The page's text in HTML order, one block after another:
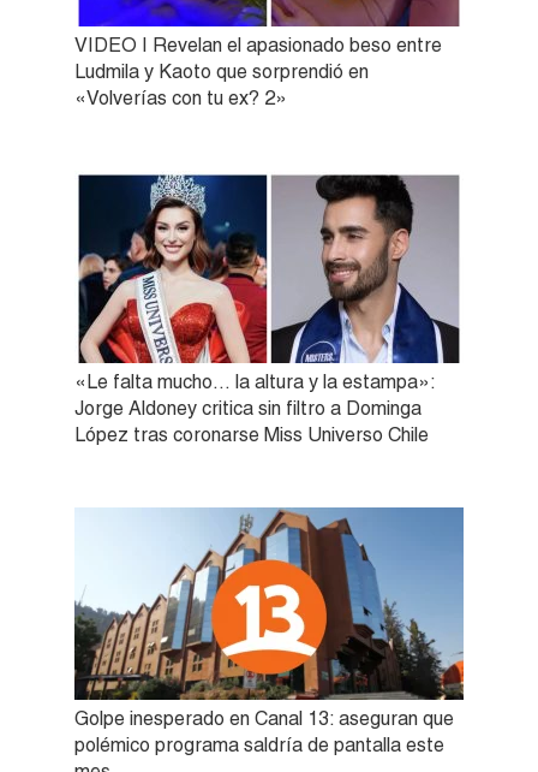
VIDEO | Revelan el apasionado beso entre
Ludmila y Kaoto que sorprendió en
«Volverías con tu ex? 2»
«Le falta mucho… la altura y la estampa»:
Jorge Aldoney critica sin filtro a Dominga
López tras coronarse Miss Universo Chile
Golpe inesperado en Canal 13: aseguran que
polémico programa saldría de pantalla este